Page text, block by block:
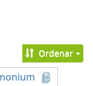
Ordenar